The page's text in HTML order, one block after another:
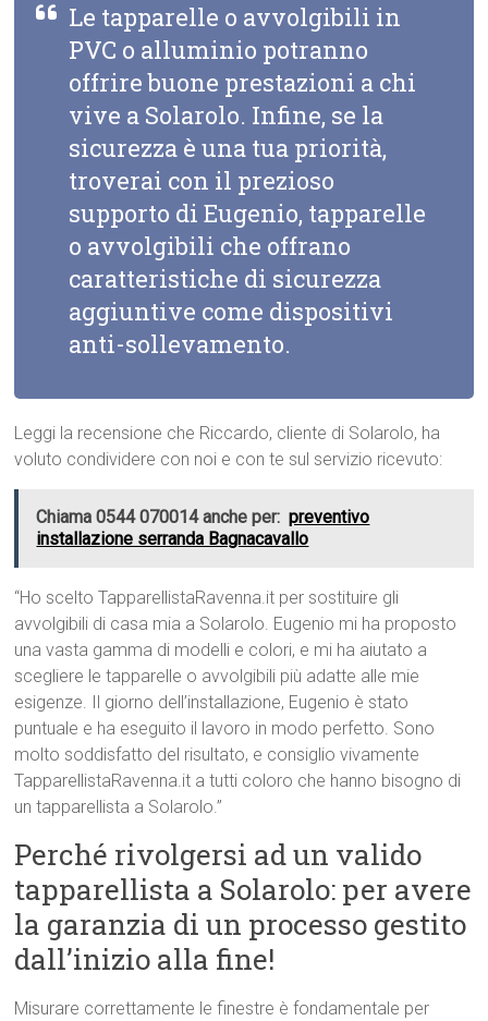
Le tapparelle o avvolgibili in
PVC o alluminio potranno
offrire buone prestazioni a chi
vive a Solarolo. Infine, se la
sicurezza è una tua priorità,
troverai con il prezioso
supporto di Eugenio, tapparelle
o avvolgibili che offrano
caratteristiche di sicurezza
aggiuntive come dispositivi
anti-sollevamento.
Leggi la recensione che Riccardo, cliente di Solarolo, ha
voluto condividere con noi e con te sul servizio ricevuto:
Chiama 0544 070014 anche per: preventivo
installazione serranda Bagnacavallo
“Ho scelto TapparellistaRavenna.it per sostituire gli
avvolgibili di casa mia a Solarolo. Eugenio mi ha proposto
una vasta gamma di modelli e colori, e mi ha aiutato a
scegliere le tapparelle o avvolgibili più adatte alle mie
esigenze. Il giorno dell’installazione, Eugenio è stato
puntuale e ha eseguito il lavoro in modo perfetto. Sono
molto soddisfatto del risultato, e consiglio vivamente
TapparellistaRavenna.it a tutti coloro che hanno bisogno di
un tapparellista a Solarolo.”
Perché rivolgersi ad un valido
tapparellista a Solarolo: per avere
la garanzia di un processo gestito
dall’inizio alla fine!
Misurare correttamente le finestre è fondamentale per